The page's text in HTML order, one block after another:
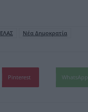
ΕΛΑΣ Νέα Δημοκρατία
Pinterest WhatsApp